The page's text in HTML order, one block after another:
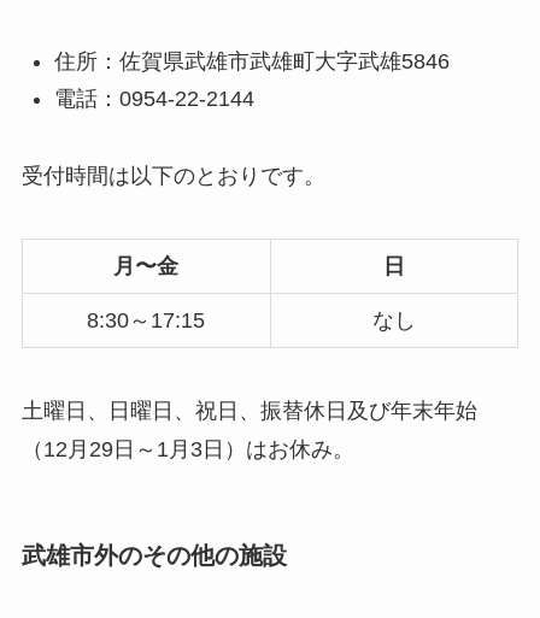
住所：佐賀県武雄市武雄町大字武雄5846
電話：0954-22-2144
受付時間は以下のとおりです。
月〜金 日
8:30～17:15 なし
土曜日、日曜日、祝日、振替休日及び年末年始
（12月29日～1月3日）はお休み。
武雄市外のその他の施設